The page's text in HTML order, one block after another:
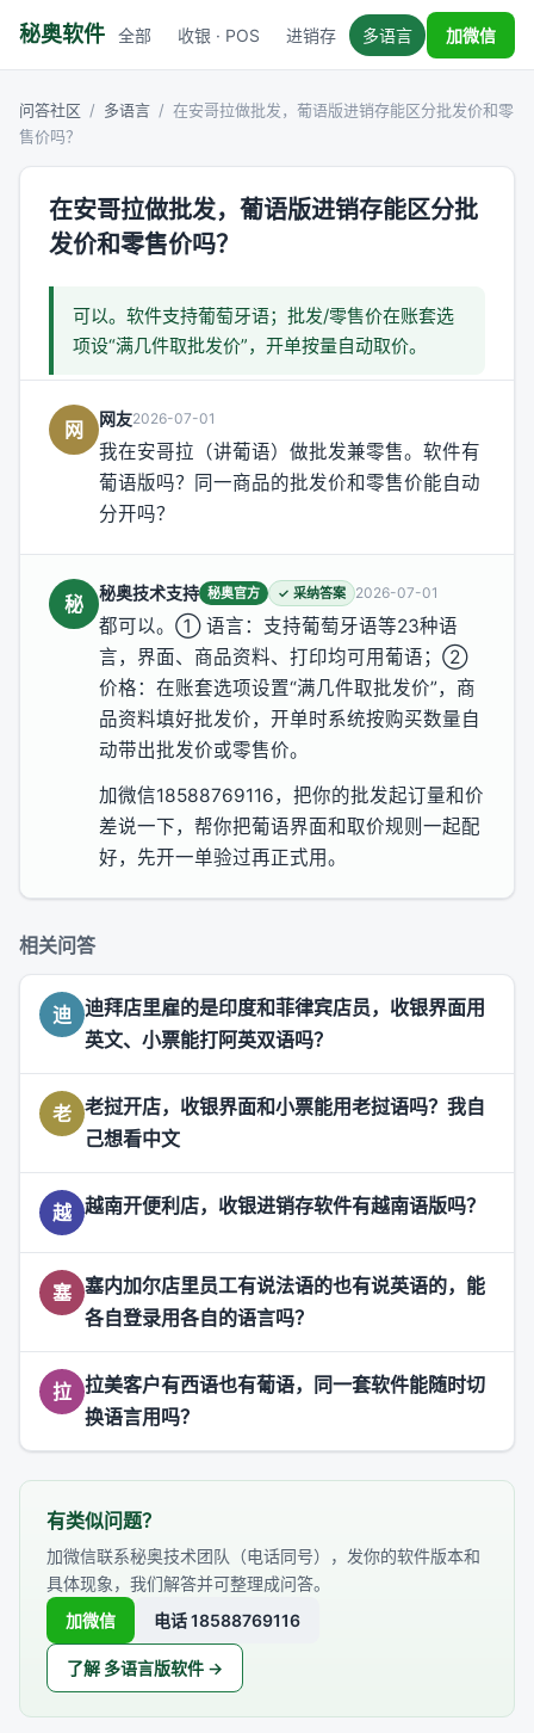
秘奥软件 全部 收银 · POS 进销存 多语言 税务对接
加微信
问答社区 / 多语言 / 在安哥拉做批发，葡语版进销存能区分批发价和零
售价吗？
在安哥拉做批发，葡语版进销存能区分批
发价和零售价吗？
可以。软件支持葡萄牙语；批发/零售价在账套选
项设“满几件取批发价”，开单按量自动取价。
网 网友2026-07-01
我在安哥拉（讲葡语）做批发兼零售。软件有
葡语版吗？同一商品的批发价和零售价能自动
分开吗？
秘 秘奥技术支持 秘奥官方 ✓ 采纳答案 2026-07-01
都可以。① 语言：支持葡萄牙语等23种语
言，界面、商品资料、打印均可用葡语；②
价格：在账套选项设置“满几件取批发价”，商
品资料填好批发价，开单时系统按购买数量自
动带出批发价或零售价。
加微信18588769116，把你的批发起订量和价
差说一下，帮你把葡语界面和取价规则一起配
好，先开一单验过再正式用。
相关问答
迪 迪拜店里雇的是印度和菲律宾店员，收银界面用
英文、小票能打阿英双语吗？
老 老挝开店，收银界面和小票能用老挝语吗？我自
己想看中文
越 越南开便利店，收银进销存软件有越南语版吗？
塞 塞内加尔店里员工有说法语的也有说英语的，能
各自登录用各自的语言吗？
拉 拉美客户有西语也有葡语，同一套软件能随时切
换语言用吗？
有类似问题？
加微信联系秘奥技术团队（电话同号），发你的软件版本和
具体现象，我们解答并可整理成问答。
加微信
电话 18588769116
了解 多语言版软件 →